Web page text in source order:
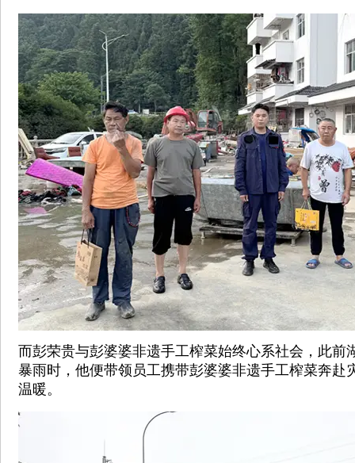
而彭荣贵与彭婆婆非遗手工榨菜始终心系社会，此前
暴雨时，他便带领员工携带彭婆婆非遗手工榨菜奔赴
温暖。